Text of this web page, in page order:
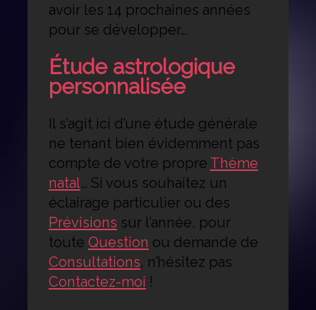
avoir les 14 prochaines années
pour se développer…
Étude astrologique
personnalisée
Il s’agit ici d’une étude générale
ne tenant bien évidemment pas
compte de votre propre Thème
natal… Si vous souhaitez un
éclairage particulier ou des
Prévisions sur l’année, pour
toute Question ou demande de
Consultations, n’hésitez pas
Contactez-moi !